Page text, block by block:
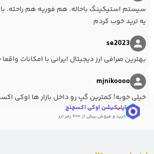
سیستم استیکینگ باحاله. هم فوریه هم راحته.
یه ترید خوب کردم
se2023
بهترین صرافی ارز دیجیتال ایرانی با امکانات
mjnikoooo
خیلی خوبه! کمترین گپ رو داخل بازار ها اوکی
اپلیکیشن اوکی اکسچنج
خرید و فروش بیش از ۷۰۰ رمز ارز